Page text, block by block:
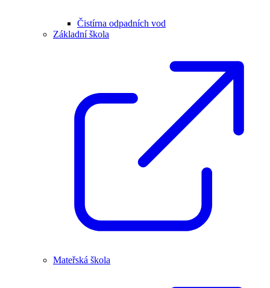
Čistírna odpadních vod
Základní škola
Mateřská škola